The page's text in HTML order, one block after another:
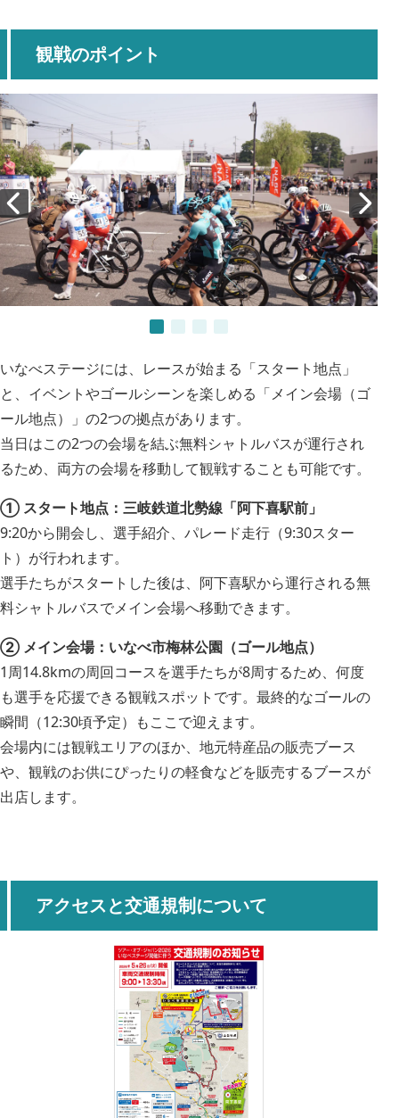
観戦のポイント
いなべステージには、レースが始まる「スタート地点」
と、イベントやゴールシーンを楽しめる「メイン会場（ゴ
ール地点）」の2つの拠点があります。
当日はこの2つの会場を結ぶ無料シャトルバスが運行され
るため、両方の会場を移動して観戦することも可能です。
① スタート地点：三岐鉄道北勢線「阿下喜駅前」
9:20から開会し、選手紹介、パレード走行（9:30スター
ト）が行われます。
選手たちがスタートした後は、阿下喜駅から運行される無
料シャトルバスでメイン会場へ移動できます。
② メイン会場：いなべ市梅林公園（ゴール地点）
1周14.8kmの周回コースを選手たちが8周するため、何度
も選手を応援できる観戦スポットです。最終的なゴールの
瞬間（12:30頃予定）もここで迎えます。
会場内には観戦エリアのほか、地元特産品の販売ブース
や、観戦のお供にぴったりの軽食などを販売するブースが
出店します。
アクセスと交通規制について